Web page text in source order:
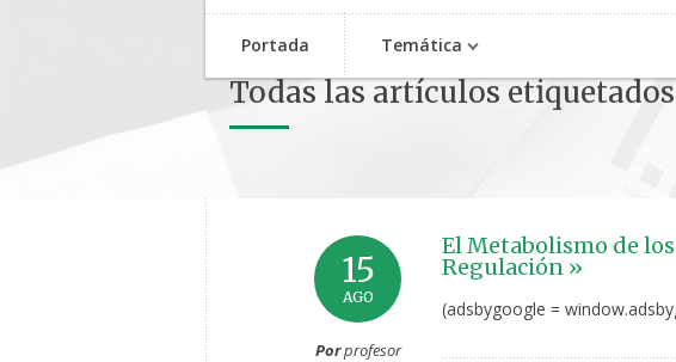
Portada Temática
Todas las artículos
15
AGO
Porprofesor
El Metabolismo de
Regulación »
(adsbygoogle =